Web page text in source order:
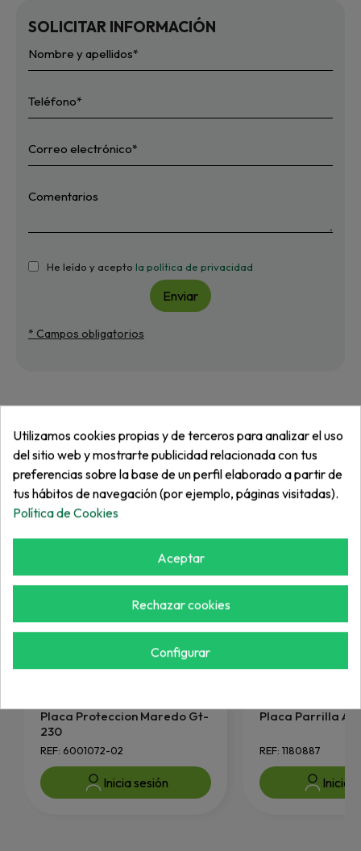
SOLICITAR INFORMACIÓN
He leído y acepto la política de privacidad
Enviar
* Campos obligatorios
Más de "Césped profesional"
Placa Proteccion Maredo Gt-
230
REF: 6001072-02
Inicia sesión
Placa Parrilla
REF: 1180887
Inicia
Utilizamos cookies propias y de terceros para analizar el uso
del sitio web y mostrarte publicidad relacionada con tus
preferencias sobre la base de un perfil elaborado a partir de
tus hábitos de navegación (por ejemplo, páginas visitadas).
Política de Cookies
Aceptar
Rechazar cookies
Configurar